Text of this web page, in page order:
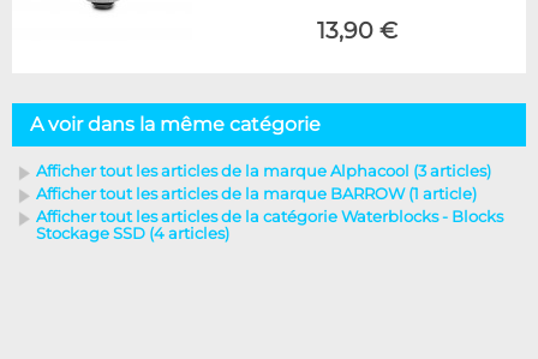
13,90 €
A voir dans la même catégorie
Afficher tout les articles de la marque Alphacool (3 articles)
Afficher tout les articles de la marque BARROW (1 article)
Afficher tout les articles de la catégorie Waterblocks - Blocks
Stockage SSD (4 articles)